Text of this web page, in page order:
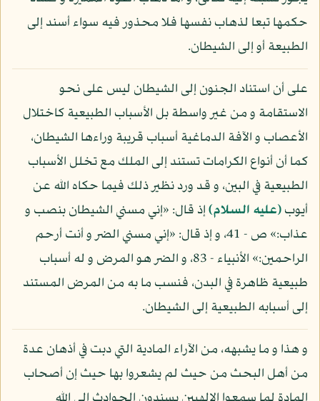
حكمها تبعا لذهاب نفسها فلا محذور فيه سواء أسند إلى
الطبيعة أو إلى الشيطان.
على أن استناد الجنون إلى الشيطان ليس على نحو
الاستقامة و من غير واسطة بل الأسباب الطبيعية كاختلال
الأعصاب و الآفة الدماغية أسباب قريبة وراءها الشيطان،
كما أن أنواع الكرامات تستند إلى الملك مع تخلل الأسباب
الطبيعية في البين، و قد ورد نظير ذلك فيما حكاه الله عن
أيوب(عليه السلام)إذ قال: «إني مسني الشيطان بنصب و
عذاب:» ص - 41، و إذ قال: «إني مسني الضر و أنت أرحم
الراحمين:» الأنبياء - 83، و الضر هو المرض و له أسباب
طبيعية ظاهرة في البدن، فنسب ما به من المرض المستند
إلى أسبابه الطبيعية إلى الشيطان.
و هذا و ما يشبهه، من الآراء المادية التي دبت في أذهان عدة
من أهل البحث من حيث لم يشعروا بها حيث إن أصحاب